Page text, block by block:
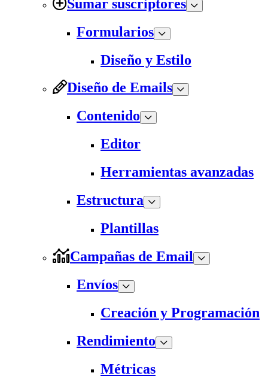
Sumar suscriptores
Formularios
Diseño y Estilo
Diseño de Emails
Contenido
Editor
Herramientas avanzadas
Estructura
Plantillas
Campañas de Email
Envíos
Creación y Programación
Rendimiento
Métricas